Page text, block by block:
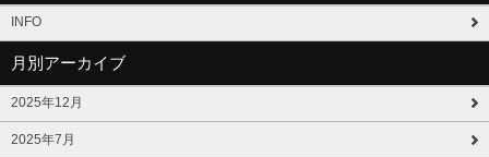
INFO
月別アーカイブ
2025年12月
2025年7月